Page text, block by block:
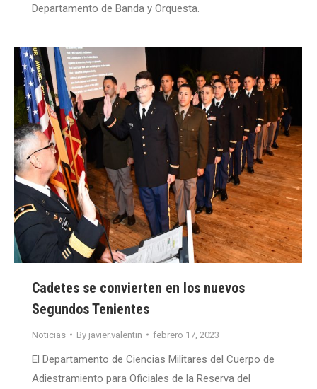
Departamento de Banda y Orquesta.
Cadetes se convierten en los nuevos
Segundos Tenientes
Noticias By javier.valentin febrero 17, 2023
El Departamento de Ciencias Militares del Cuerpo de
Adiestramiento para Oficiales de la Reserva del